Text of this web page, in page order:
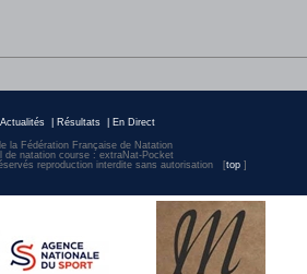
Actualités Résultats En Direct
la Fédération Française de Natation
de natation course : extraNat-Pocket
reproduction interdite sans autorisation
[top ]